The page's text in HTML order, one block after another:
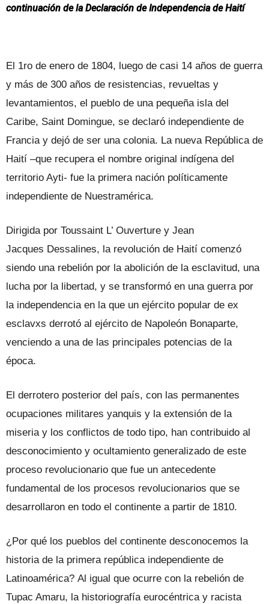
continuación de la Declaración de Independencia de Haití
El 1ro de enero de 1804, luego de casi 14 años de guerra
y más de 300 años de resistencias, revueltas y
levantamientos, el pueblo de una pequeña isla del
Caribe, Saint Domingue, se declaró independiente de
Francia y dejó de ser una colonia. La nueva República de
Haití –que recupera el nombre original indígena del
territorio Ayti- fue la primera nación políticamente
independiente de Nuestramérica.
Dirigida por Toussaint L’ Ouverture y Jean
Jacques Dessalines, la revolución de Haití comenzó
siendo una rebelión por la abolición de la esclavitud, una
lucha por la libertad, y se transformó en una guerra por
la independencia en la que un ejército popular de ex
esclavxs derrotó al ejército de Napoleón Bonaparte,
venciendo a una de las principales potencias de la
época.
El derrotero posterior del país, con las permanentes
ocupaciones militares yanquis y la extensión de la
miseria y los conflictos de todo tipo, han contribuido al
desconocimiento y ocultamiento generalizado de este
proceso revolucionario que fue un antecedente
fundamental de los procesos revolucionarios que se
desarrollaron en todo el continente a partir de 1810.
¿Por qué los pueblos del continente desconocemos la
historia de la primera república independiente de
Latinoamérica? Al igual que ocurre con la rebelión de
Tupac Amaru, la historiografía eurocéntrica y racista